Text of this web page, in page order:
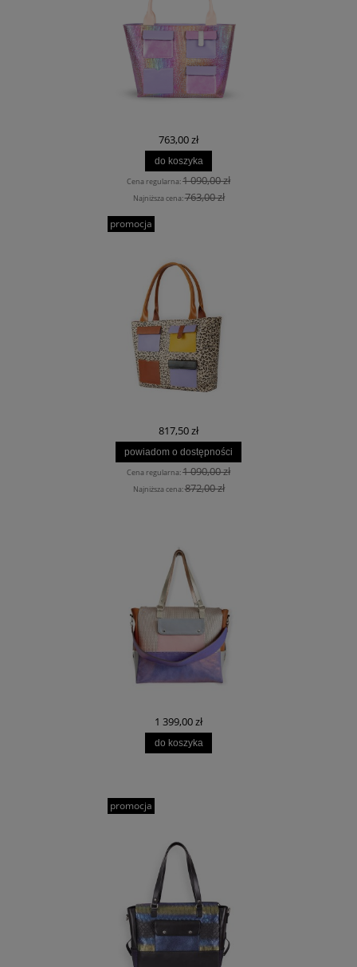
763,00 zł
Cena regularna:1 090,00 zł
Najniższa cena:763,00 zł
do koszyka
817,50 zł
Cena regularna:1 090,00 zł
Najniższa cena:872,00 zł
powiadom o dostępności
promocja
1 399,00 zł
do koszyka
promocja